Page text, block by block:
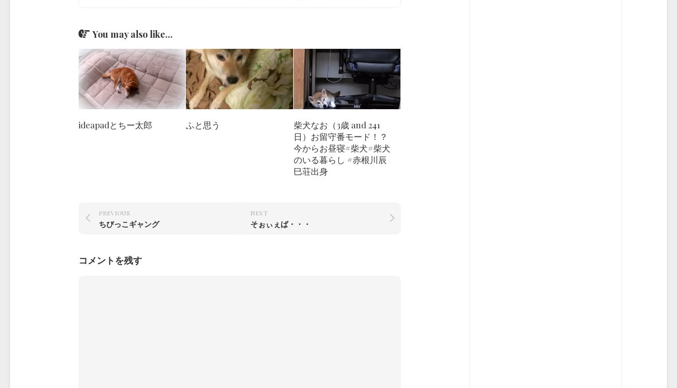
You may also like...
ideapadとちー太郎 ふと思う
柴犬なお（3歳 and 241
日）お留守番モード！？
今からお昼寝#柴犬#柴犬
のいる暮らし #赤根川辰
巳荘出身
NEXT
そぉぃぇば・・・
PREVIOUS
ちびっこギャング
コメントを残す